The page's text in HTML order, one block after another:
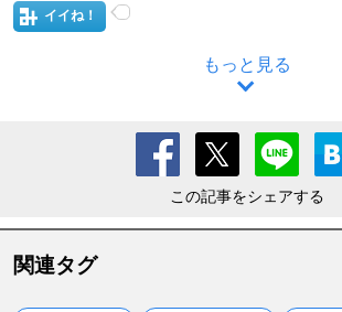
イイね！
もっと見る
この記事をシェアする
関連タグ